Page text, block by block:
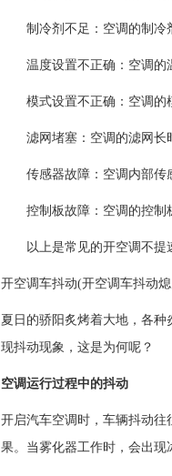
制冷剂不足：空调的制冷剂
温度设置不正确：空调的温
模式设置不正确：空调的模
滤网堵塞：空调的滤网长时
传感器故障：空调内部传感
控制板故障：空调的控制板
以上是常见的开空调不提速
开空调车抖动(开空调车抖动
夏日的骄阳炙烤着大地，各
现抖动现象，这是为何呢？
空调运行过程中的抖动
开启汽车空调时，车辆抖动
果。当雾化器工作时，会出现